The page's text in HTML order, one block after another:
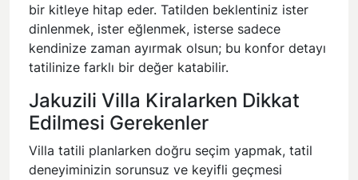
bir kitleye hitap eder. Tatilden beklentiniz ister
dinlenmek, ister eğlenmek, isterse sadece
kendinize zaman ayırmak olsun; bu konfor detayı
tatilinize farklı bir değer katabilir.
Jakuzili Villa Kiralarken Dikkat
Edilmesi Gerekenler
Villa tatili planlarken doğru seçim yapmak, tatil
deneyiminizin sorunsuz ve keyifli geçmesi